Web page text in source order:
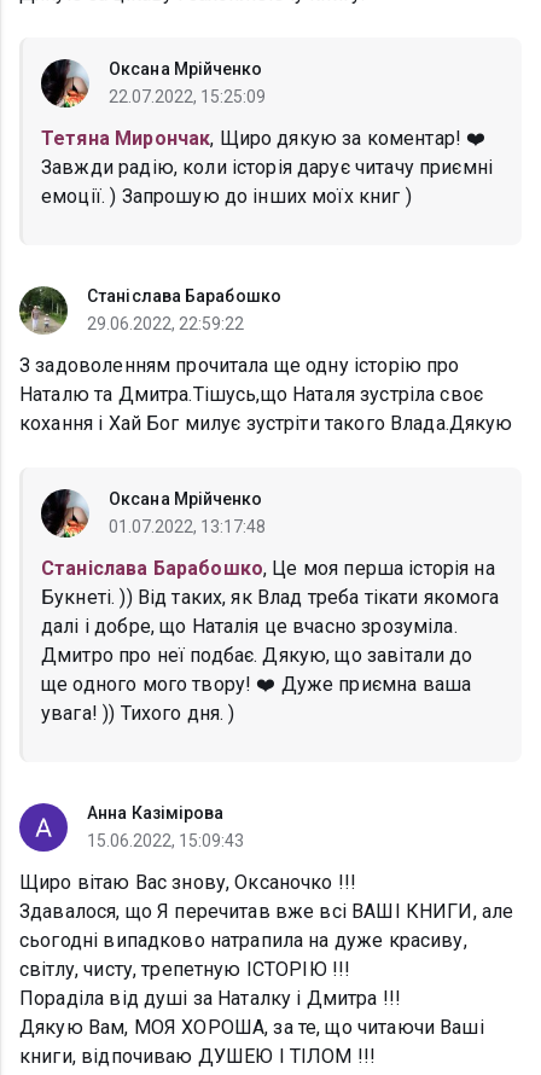
Оксана Мрійченко
22.07.2022, 15:25:09
Тетяна Мирончак, Щиро дякую за коментар! ❤️
Завжди радію, коли історія дарує читачу приємні
емоції. ) Запрошую до інших моїх книг )
Станіслава Барабошко
29.06.2022, 22:59:22
З задоволенням прочитала ще одну історію про
Наталю та Дмитра.Тішусь,що Наталя зустріла своє
кохання і Хай Бог милує зустріти такого Влада.Дякую
Оксана Мрійченко
01.07.2022, 13:17:48
Станіслава Барабошко, Це моя перша історія на
Букнеті. )) Від таких, як Влад треба тікати якомога
далі і добре, що Наталія це вчасно зрозуміла.
Дмитро про неї подбає. Дякую, що завітали до
ще одного мого твору! ❤️ Дуже приємна ваша
увага! )) Тихого дня. )
Анна Казімірова
15.06.2022, 15:09:43
Щиро вітаю Вас знову, Оксаночко !!!
Здавалося, що Я перечитав вже всі ВАШІ КНИГИ, але
сьогодні випадково натрапила на дуже красиву,
світлу, чисту, трепетную ІСТОРІЮ !!!
Пораділа від душі за Наталку і Дмитра !!!
Дякую Вам, МОЯ ХОРОША, за те, що читаючи Ваші
книги, відпочиваю ДУШЕЮ І ТІЛОМ !!!